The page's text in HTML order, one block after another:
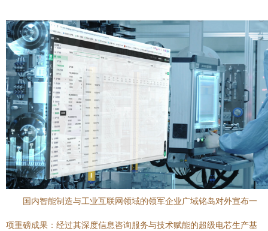
国内智能制造与工业互联网领域的领军企业广域铭岛对外宣布一
项重磅成果：经过其深度信息咨询服务与技术赋能的超级电芯生产基